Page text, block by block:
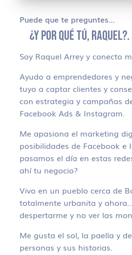
Puede que te preguntes…
¿Y POR QUÉ TÚ, RAQUEL?.
Soy Raquel Arrey y conecto
Ayudo a emprendedores y
tuyo a captar clientes y
con estrategia y campañas
Facebook Ads & Instagram.
Me apasiona el marketing
posibilidades de Facebook e
pasamos el día en estas
ahí tu negocio?
Vivo en un pueblo cerca de
totalmente urbanita y
despertarme y no ver las
Me gusta el sol, la paella y
personas y sus historias.